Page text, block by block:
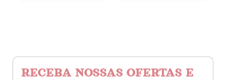
RECEBA NOSSAS OFERTAS E